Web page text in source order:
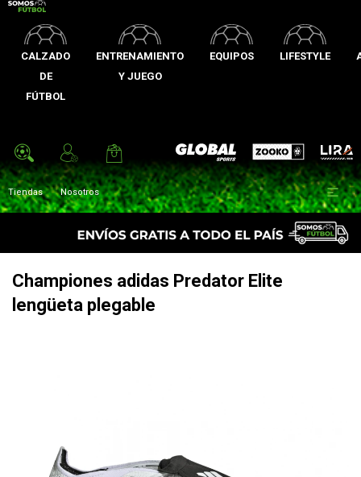
CALZADO
DE
FÚTBOL
ENTRENAMIENTO
Y JUEGO
EQUIPOS LIFESTYLE
Global Sports Zooko Lira
Tiendas Nosotros 
Championes adidas Predator Elite
lengüeta plegable